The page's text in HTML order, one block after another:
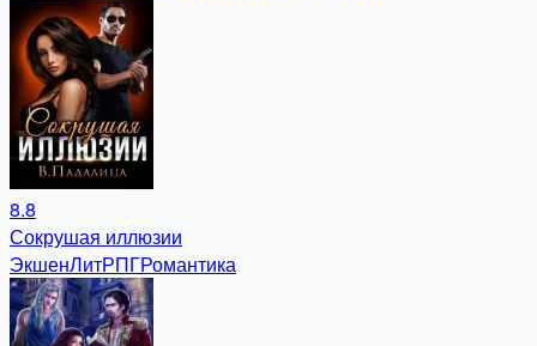
8.8
Сокрушая иллюзии
ЭкшенЛитРПГРомантика